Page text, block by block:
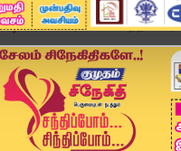
வீடியோ ஸ்டோரி சொந்த ஊரே